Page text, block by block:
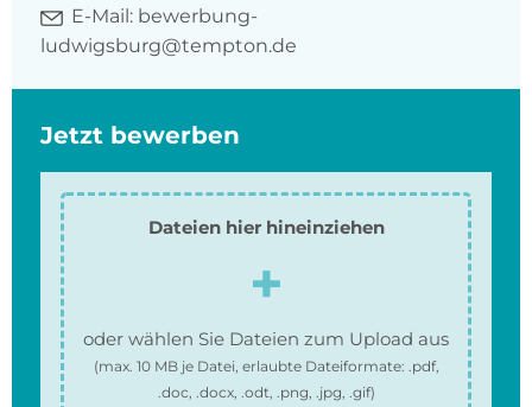
E-Mail: bewerbung-
ludwigsburg@tempton.de
Jetzt bewerben
Dateien hier hineinziehen
oder wählen Sie Dateien zum Upload aus
(max. 10 MBje Datei, erlaubte Dateiformate: .pdf,
.doc, .docx, .odt, .png, .jpg, .gif)